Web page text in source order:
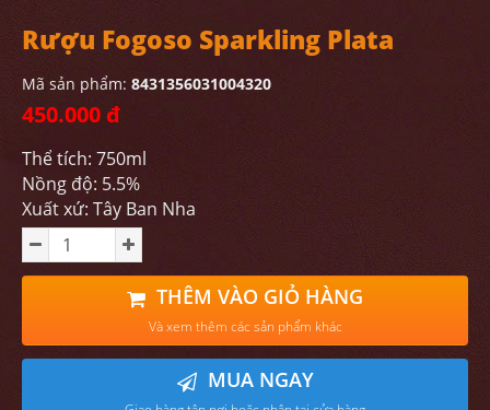
Rượu Fogoso Sparkling Plata
Mã sản phẩm: 8431356031004320
450.000 đ
Thể tích: 750ml
Nồng độ: 5.5%
Xuất xứ: Tây Ban Nha
THÊM VÀO GIỎ HÀNG
Và xem thêm các sản phẩm khác
MUA NGAY